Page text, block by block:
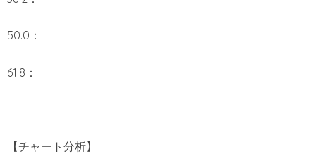
50.0：
61.8：
【チャート分析】